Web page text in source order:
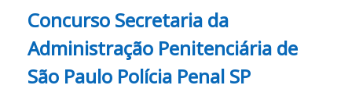
Concurso Secretaria da
Administração Penitenciária de
São Paulo Polícia Penal SP